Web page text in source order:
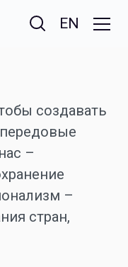
EN
создавать
–
–
стран,